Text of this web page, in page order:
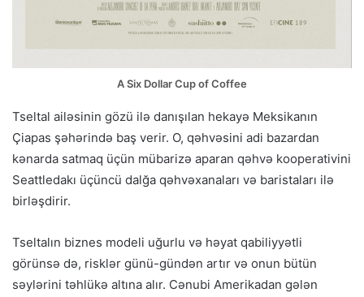
A Six Dollar Cup of Coffee
Tseltal ailəsinin gözü ilə danışılan hekayə Meksikanın
Çiapas şəhərində baş verir. O, qəhvəsini adi bazardan
kənarda satmaq üçün mübarizə aparan qəhvə kooperativini
Seattledakı üçüncü dalğa qəhvəxanaları və baristaları ilə
birləşdirir.
Tseltalın biznes modeli uğurlu və həyat qabiliyyətli
görünsə də, risklər günü-gündən artır və onun bütün
səylərini təhlükə altına alır. Cənubi Amerikadan gələn